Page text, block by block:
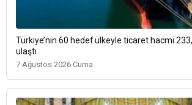
Türkiye’nin 60 hedef ülkeyle ticaret hacmi
ulaştı
7 Ağustos 2026 Cuma